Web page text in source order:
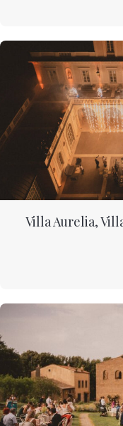
Villa Aurelia,